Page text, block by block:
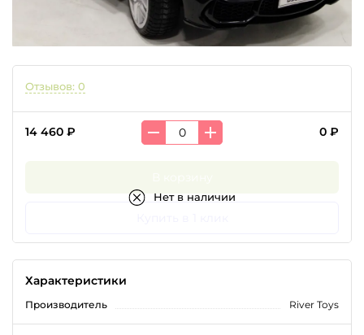
Отзывов: 0
14 460 ₽ 0 ₽
Нет в наличии
Характеристики
Производитель River Toys